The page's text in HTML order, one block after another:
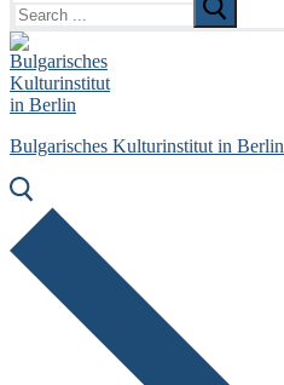
for:
Bulgarisches Kulturinstitut in Berlin